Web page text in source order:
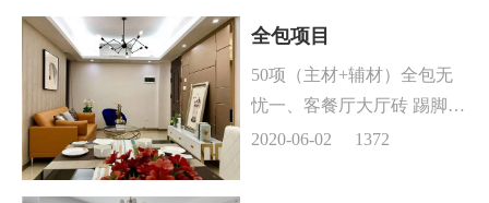
全包项目
50项（主材+辅材）全包无
忧一、客餐厅大厅砖 踢脚线
地插板 天花局部吊顶二、卧
2020-06-02 1372